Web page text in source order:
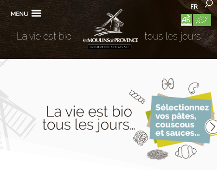
MENU
FR
La vie est bio tous les jours